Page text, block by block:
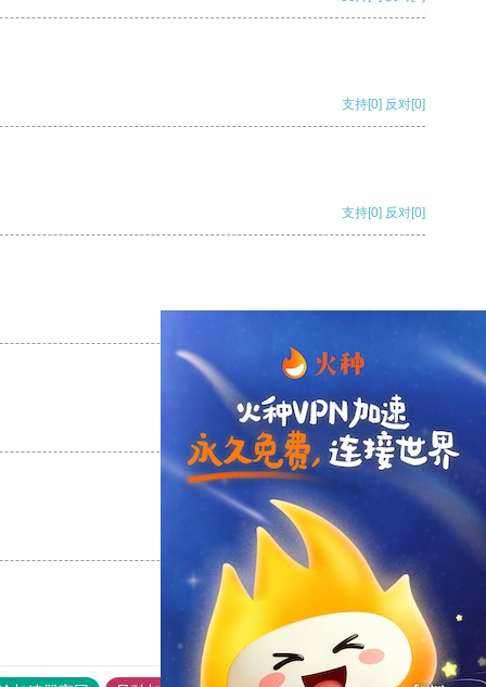
支持[0] 反对[0]
支持[0] 反对[0]
支持 [0] 反对 [0]
支持